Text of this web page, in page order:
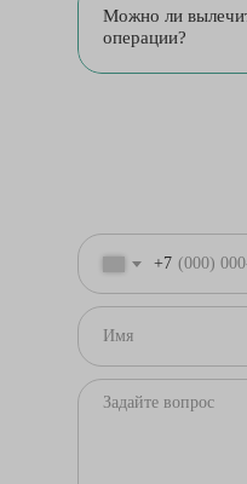
Можно ли
операции?
+7